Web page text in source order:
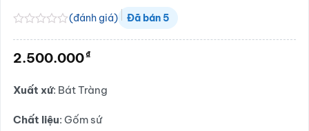
hạng
sao
(đánh giá) Đã bán 5
2.500.000₫
Xuất xứ: Bát Tràng
Chất liệu: Gốm sứ